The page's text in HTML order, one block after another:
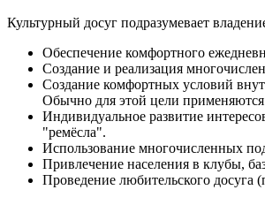
Культурный досуг подразумевает
Обеспечение комфортного
Создание и реализация
Создание комфортных условий
Обычно для этой цели
Индивидуальное развитие
"ремёсла".
Использование многочисленных
Привлечение населения в клубы,
Проведение любительского досуга